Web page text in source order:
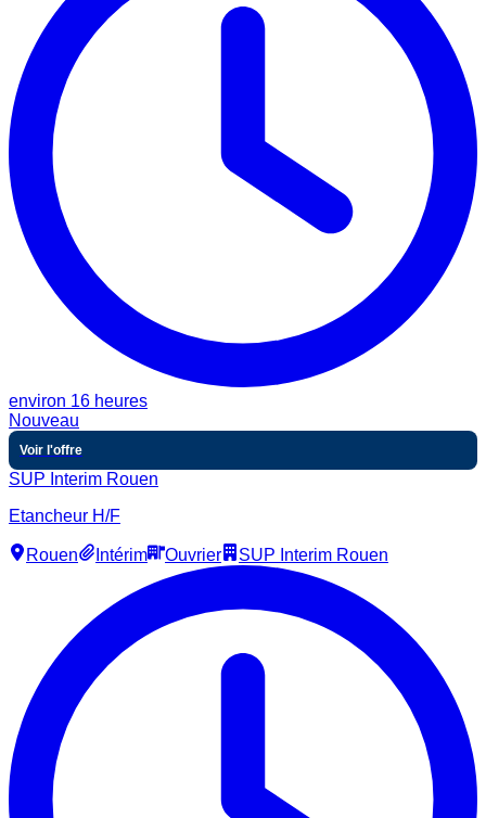
environ 16 heures
Nouveau
Voir l'offre
SUP Interim Rouen
Etancheur H/F
Rouen Intérim Ouvrier SUP Interim Rouen